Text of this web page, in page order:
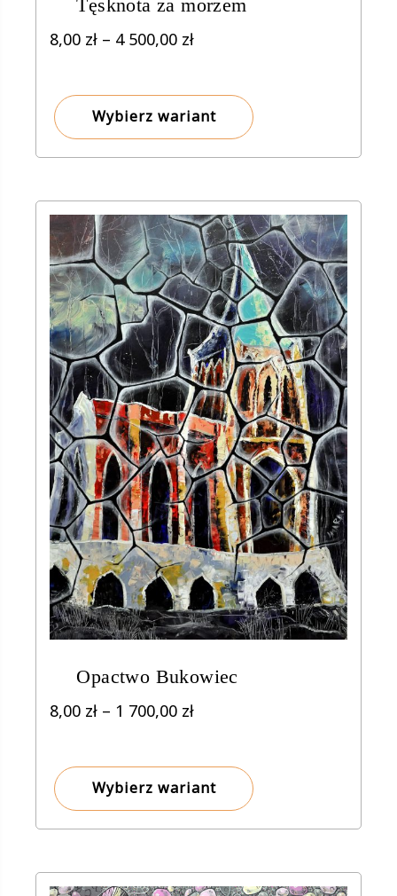
Tęsknota za morzem
8,00 zł – 4 500,00 złZakres
8,00 zł
do
Wybierz wariant
Opactwo Bukowiec
8,00 zł – 1 700,00 złZakres
8,00 zł
do
Wybierz wariant